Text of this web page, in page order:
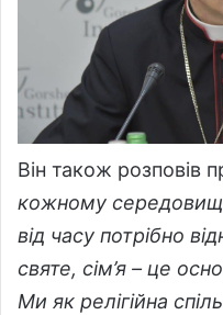
Він також розповів
кожному середовищі
від часу потрібно
святе, сім’я – це
Ми як релігійна